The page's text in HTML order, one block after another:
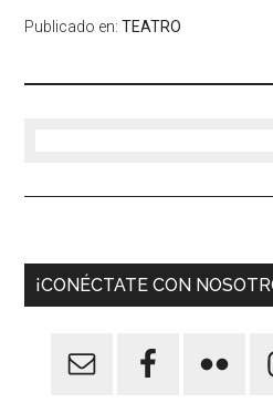
Publicado en:TEATRO
¡CONÉCTATE CON